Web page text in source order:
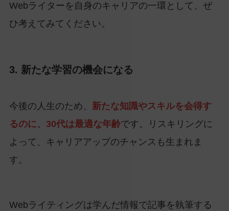
Webライターを自身のキャリアの一環として、ぜ
ひ考えてみてください。
3. 新たな学習の機会になる
今後の人生のため、 新たな知識やスキルを会得す
るのに、30代は最適な年齢です。リスキリングに
よって、キャリアアップのチャンスも生まれま
す。
Webライティングは学んだ情報で記事を執筆する